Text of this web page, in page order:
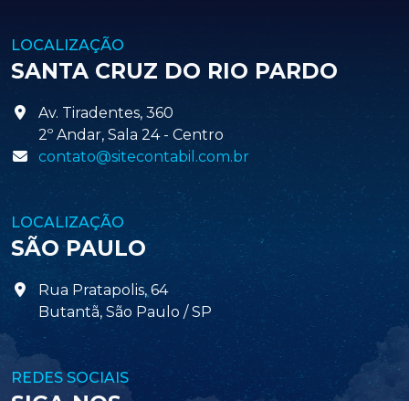
LOCALIZAÇÃO
SANTA CRUZ DO RIO PARDO
Av. Tiradentes, 360
2º Andar, Sala 24 - Centro
contato@sitecontabil.com.br
LOCALIZAÇÃO
SÃO PAULO
Rua Pratapolis, 64
Butantã, São Paulo / SP
REDES SOCIAIS